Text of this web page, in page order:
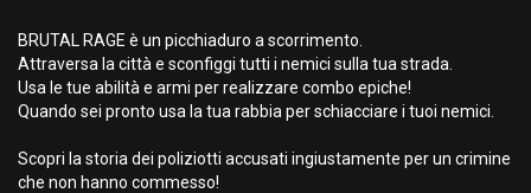
BRUTAL RAGE è un picchiaduro a scorrimento.
Attraversa la città e sconfiggi tutti i nemici sulla tua strada.
Usa le tue abilità e armi per realizzare combo epiche!
Quando sei pronto usa la tua rabbia per schiacciare i tuoi nemici.
Scopri la storia dei poliziotti accusati ingiustamente per un crimine
che non hanno commesso!